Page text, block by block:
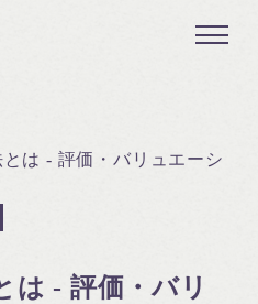
は - 評価・バリュエーシ
は - 評価・バリ